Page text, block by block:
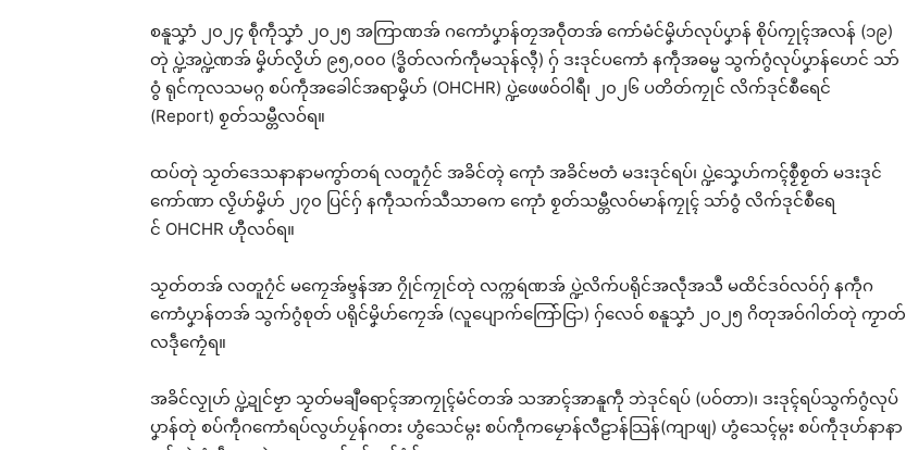
စနူသၞာံ ၂၀၂၄ စဵုကဵုသၞာံ ၂၀၂၅ အကြာဏအ် ဂကောံပၞာန်တၠအဝဵုတအ် ကော်မံင်မၞိဟ်လုပ်ပၞာန် စိုပ်ကၠုၚ်အလန် (၁၉)
တုဲ ပ္ဍဲအပ္ဍဲဏအ် မၞိဟ်လၟိဟ် ၉၅,၀၀၀ (ဒ္စိတ်လက်ကဵုမသုန်လ္ၚီ) ဂှ် ဒးဒုင်ပကောံ နကဵုအဓမ္မ သွက်ဂွံလုပ်ပၞာန်ဟေင် သာ်
ဝွံ ရုင်ကုလသမဂ္ဂ စပ်ကဵုအခေါင်အရာမၞိဟ် (OHCHR) ပ္ဍဲဖေဖဝ်ဝါရဳ၊ ၂၀၂၆ ပတိတ်ကၠုင် လိက်ဒုင်စဳရေင်
(Report) စၟတ်သမ္တီလဝ်ရ။
ထပ်တုဲ သၟတ်ဒေသနာနာမကွာ်တရဴ လတူဂၠံင် အခိင်တ္ၚဲ ကေုာံ အခိင်ဗတံ မဒးဒုင်ရပ်၊ ပ္ဍဲသၞေဟ်ကၚ်စၟဳစၟတ် မဒးဒုင်
ကော်ဏာ လၟိဟ်မၞိဟ် ၂၇၀ ပြင်ဂှ် နကဵုသက်သဳသာဓက ကေုာံ စၟတ်သမ္တီလဝ်မာန်ကၠုၚ် သာ်ဝွံ လိက်ဒုင်စဳရေ
င် OHCHR ဟီုလဝ်ရ။
သၟတ်တအ် လတူဂၠံင် မကၠေအ်ဗ္ဒန်အာ ဂၠိုင်ကၠုင်တုဲ လက္ကရဴဏအ် ပ္ဍဲလိက်ပရိုင်အလဵုအသဳ မထိင်ဒဝ်လဝ်ဂှ် နကဵုဂ
ကောံပၞာန်တအ် သွက်ဂွံစုတ် ပရိုင်မၞိဟ်ကၠေအ် (လူပျောက်ကြော်ငြာ) ဂှ်လေဝ် စနူသၞာံ ၂၀၂၅ ဂိတုအဝ်ဂါတ်တုဲ ကၟာတ်
လဒဵုကၠေံရ။
အခိင်လၟုဟ် ပ္ဍဲဍုင်ဗၟာ သၟတ်မချဳဓရာၚ်အာကၠုၚ်မံင်တအ် သအာၚ်အာနူကဵု ဘဲဒုင်ရပ် (ပဝ်တာ)၊ ဒးဒုၚ်ရပ်သွက်ဂွံလုပ်
ပၞာန်တုဲ စပ်ကဵုဂကောံရပ်လွဟ်ပၠန်ဂတး ဟွံသေင်မ္ဂး စပ်ကဵုကမၠောန်လီဠာန်သြန်(ကျာဖျ) ဟွံသေၚ်မ္ဂး စပ်ကဵုဒုဟ်နာနာ